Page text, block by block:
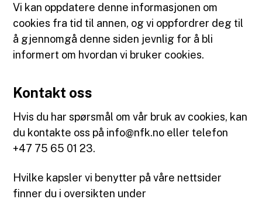
Vi kan oppdatere denne informasjonen om
cookies fra tid til annen, og vi oppfordrer deg til
å gjennomgå denne siden jevnlig for å bli
informert om hvordan vi bruker cookies.
Kontakt oss
Hvis du har spørsmål om vår bruk av cookies, kan
du kontakte oss på info@nfk.no eller telefon
+47 75 65 01 23.
Hvilke kapsler vi benytter på våre nettsider
finner du i oversikten under